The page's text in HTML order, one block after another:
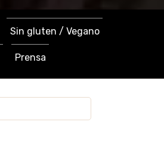
Sin gluten / Vegano
Prensa